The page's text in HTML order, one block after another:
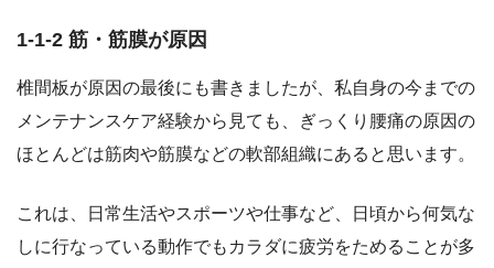
1-1-2 筋・筋膜が原因
椎間板が原因の最後にも書きましたが、私自身の今までの
メンテナンスケア経験から見ても、ぎっくり腰痛の原因の
ほとんどは筋肉や筋膜などの軟部組織にあると思います。
これは、日常生活やスポーツや仕事など、日頃から何気な
しに行なっている動作でもカラダに疲労をためることが多